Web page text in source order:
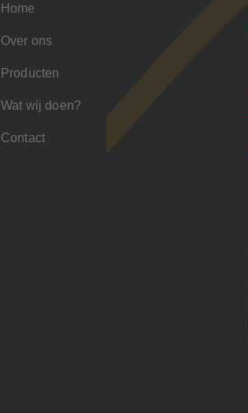
Home
Over ons
Producten
Wat wij doen?
Contact